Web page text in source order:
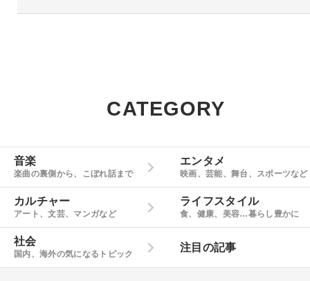
CATEGORY
音楽
楽曲の裏側から、こぼれ話まで
エンタメ
映画、芸能、舞台、スポーツなど
カルチャー
アート、文芸、マンガなど
ライフスタイル
食、健康、美容…暮らし豊かに
社会
国内、海外の気になるトピック
注目の記事